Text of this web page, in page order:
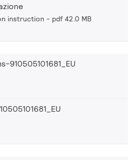
instruction pdf 42.0 MB